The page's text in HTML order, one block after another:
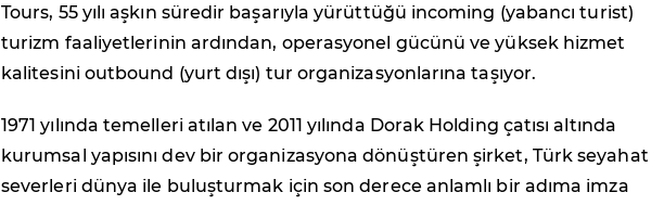
Tours, 55 yılı aşkın süredir başarıyla yürüttüğü incoming (yabancı turist)
turizm faaliyetlerinin ardından, operasyonel gücünü ve yüksek hizmet
kalitesini outbound (yurt dışı) tur organizasyonlarına taşıyor.
1971 yılında temelleri atılan ve 2011 yılında Dorak Holding çatısı altında
kurumsal yapısını dev bir organizasyona dönüştüren şirket, Türk seyahat
severleri dünya ile buluşturmak için son derece anlamlı bir adıma imza